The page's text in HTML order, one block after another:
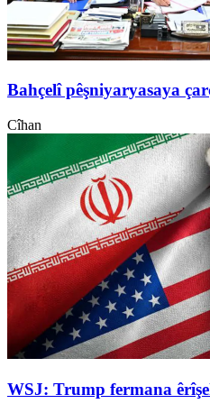
Bahçelî pêşniyaryasaya
Cîhan
WSJ: Trump fermana